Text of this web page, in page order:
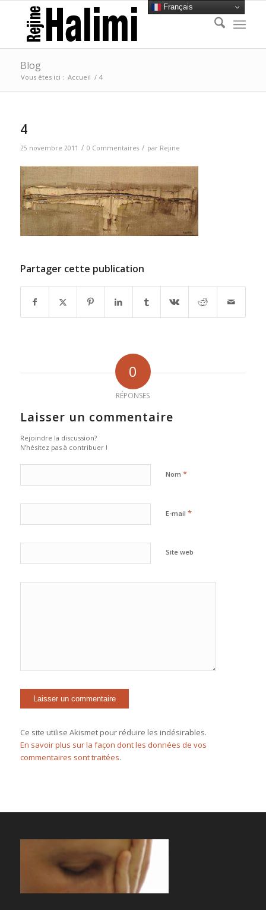
Blog
Vous êtes ici : Accueil / 4
4
25 novembre 2011 / 0 Commentaires / par Rejine
Partager cette publication
0
RÉPONSES
Laisser un commentaire
Rejoindre la discussion?
N’hésitez pas à contribuer !
Nom *
E-mail *
Site web
Ce site utilise Akismet pour réduire les indésirables.
En savoir plus sur la façon dont les données de vos
commentaires sont traitées.
Français